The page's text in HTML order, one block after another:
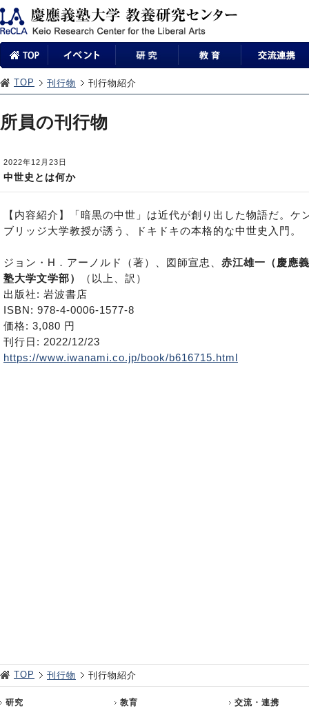
TOP 刊行物 刊行物紹介
所員の刊行物
2022年12月23日
中世史とは何か
【内容紹介】「暗黒の中世」は近代が創り出した物語だ。ケ
ブリッジ大学教授が誘う、ドキドキの本格的な中世史入門。
ジョン・H．アーノルド（著）、図師宣忠、 赤江雄一（慶應義
塾大学文学部）
（以上、訳）
出版社: 岩波書店
ISBN: 978-4-0006-1577-8
価格: 3,080 円
刊行日: 2022/12/23
https://www.iwanami.co.jp/book/b616715.html
TOP 刊行物 刊行物紹介
研究 教育 交流・連携